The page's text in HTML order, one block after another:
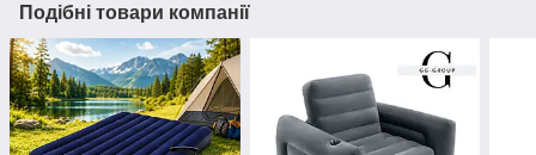
Подібні товари компанії